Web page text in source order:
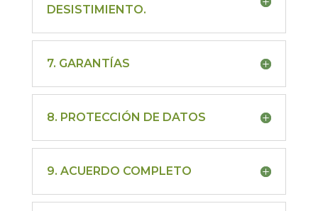
DESISTIMIENTO.
7. GARANTÍAS
8. PROTECCIÓN DE DATOS
9. ACUERDO COMPLETO